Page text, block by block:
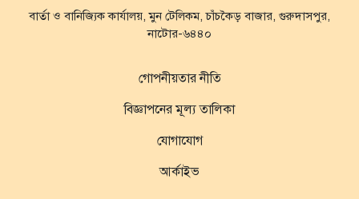
বার্তা ও বানিজ্যিক কার্যালয়, মুন টেলিকম, চাঁচকৈড় বাজার, গুরুদাসপুর,
নাটোর-৬৪৪০
গোপনীয়তার নীতি
বিজ্ঞাপনের মূল্য তালিকা
যোগাযোগ
আর্কাইভ